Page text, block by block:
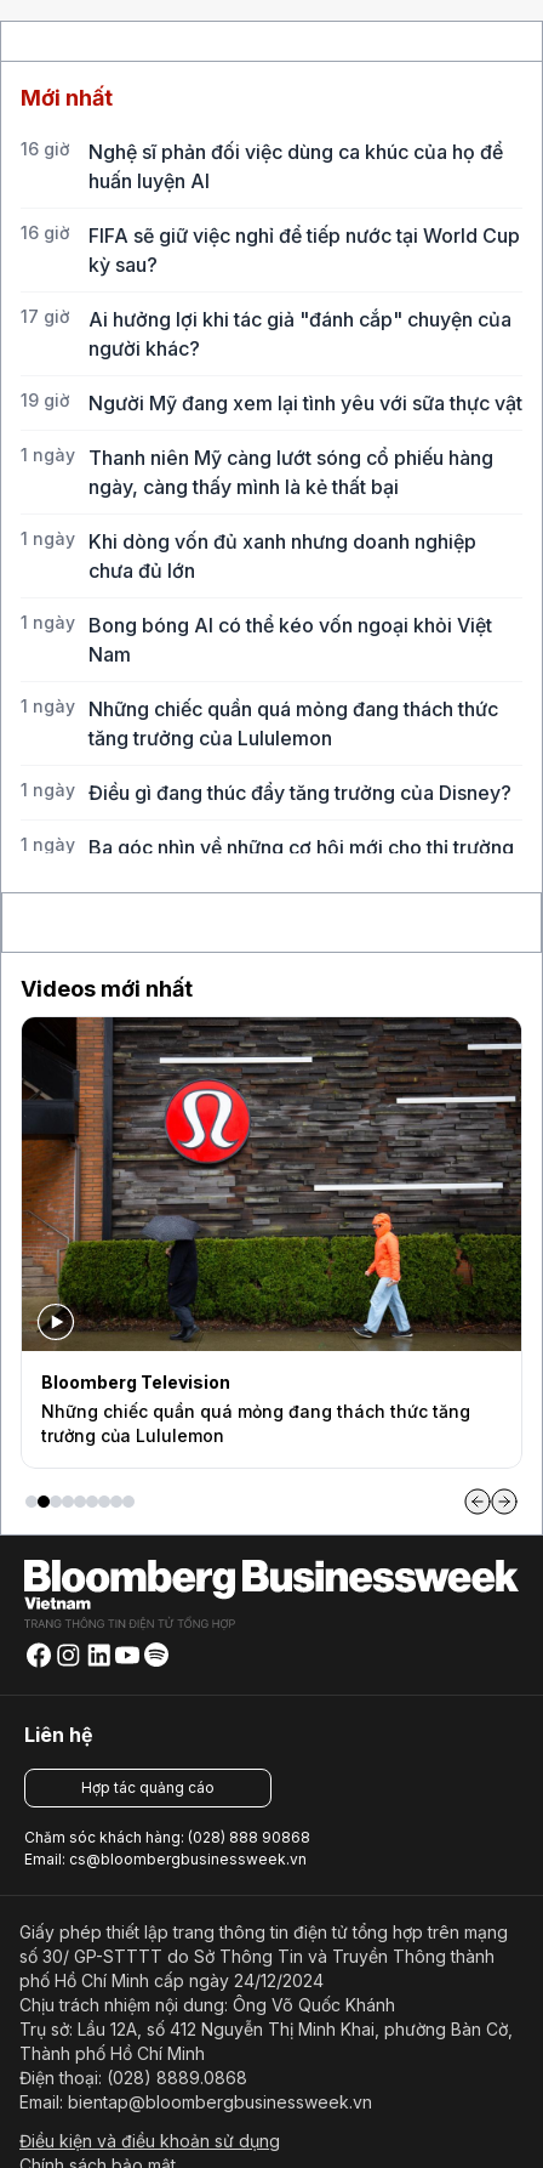
Mới nhất
16 giờ
Nghệ sĩ phản đối việc dùng ca khúc của họ để
huấn luyện AI
16 giờ
FIFA sẽ giữ việc nghỉ để tiếp nước tại World Cup
kỳ sau?
17 giờ
Ai hưởng lợi khi tác giả "đánh cắp" chuyện của
người khác?
19 giờ Người Mỹ đang xem lại tình yêu với sữa thực vật
1 ngày
Thanh niên Mỹ càng lướt sóng cổ phiếu hàng
ngày, càng thấy mình là kẻ thất bại
1 ngày
Khi dòng vốn đủ xanh nhưng doanh nghiệp
chưa đủ lớn
1 ngày
Bong bóng AI có thể kéo vốn ngoại khỏi Việt
Nam
1 ngày
Những chiếc quần quá mỏng đang thách thức
tăng trưởng của Lululemon
1 ngày Điều gì đang thúc đẩy tăng trưởng của Disney?
1 ngày
Ba góc nhìn về những cơ hội mới cho thị trường
Videos mới nhất
Bloomberg Television
Những chiếc quần quá mỏng đang thách thức tăng
trưởng của Lululemon
Liên hệ
Hợp tác quảng cáo
Chăm sóc khách hàng: (028) 888 90868
Email: cs@bloombergbusinessweek.vn
Giấy phép thiết lập trang thông tin điện tử tổng hợp trên mạng
số 30/ GP-STTTT do Sở Thông Tin và Truyền Thông thành
phố Hồ Chí Minh cấp ngày 24/12/2024
Chịu trách nhiệm nội dung: Ông Võ Quốc Khánh
Trụ sở: Lầu 12A, số 412 Nguyễn Thị Minh Khai, phường Bàn Cờ,
Thành phố Hồ Chí Minh
Điện thoại: (028) 8889.0868
Email: bientap@bloombergbusinessweek.vn
Điều kiện và điều khoản sử dụng